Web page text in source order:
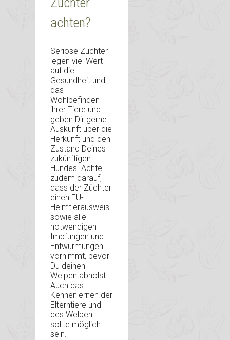
achten?
Seriöse Züchter
legen viel Wert
auf die
Gesundheit und
das
Wohlbefinden
ihrer Tiere und
geben Dir gerne
Auskunft über die
Herkunft und den
Zustand Deines
zukünftigen
Hundes. Achte
zudem darauf,
dass der Züchter
einen EU-
Heimtierausweis
sowie alle
notwendigen
Impfungen und
Entwurmungen
vornimmt, bevor
Du deinen
Welpen abholst.
Auch das
Kennenlernen der
Elterntiere und
des Welpen
sollte möglich
sein.